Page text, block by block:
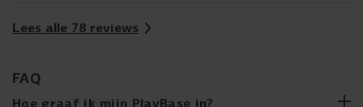
Lees alle 78 reviews
FAQ
Hoe graaf ik mijn PlayBase in?